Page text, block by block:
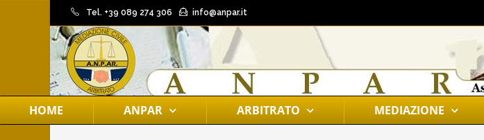
Tel. +39 089 274 306 info@anpar.it
HOME ANPAR ARBITRATO MEDIAZIONE